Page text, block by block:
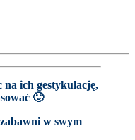
na ich gestykulację,
🙂
w swym